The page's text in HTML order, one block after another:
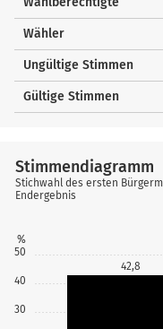
Wähler
Ungültige Stimmen
Gültige Stimmen
30
40
50
%
42,8
Stimmendiagramm
Stichwahl des ersten
Endergebnis